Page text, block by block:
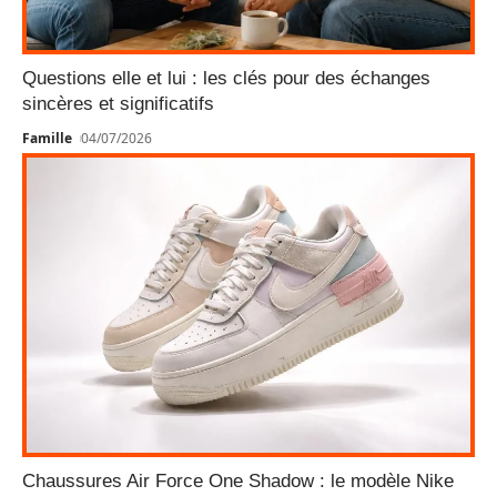
Questions elle et lui : les clés pour des échanges
sincères et significatifs
Famille 04/07/2026
Chaussures Air Force One Shadow : le modèle Nike